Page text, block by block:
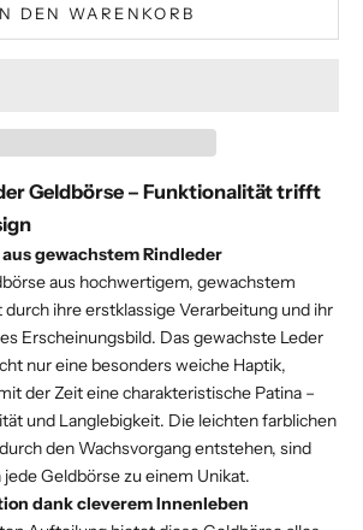
DEN WARENKORB
Geldbörse – Funktionalität trifft
gewachstem Rindleder
aus hochwertigem, gewachstem
ihre erstklassige Verarbeitung und ihr
Erscheinungsbild. Das gewachste Leder
nur eine besonders weiche Haptik,
der Zeit eine charakteristische Patina –
und Langlebigkeit. Die leichten farblichen
den Wachsvorgang entstehen, sind
Geldbörse zu einem Unikat.
dank cleverem Innenleben